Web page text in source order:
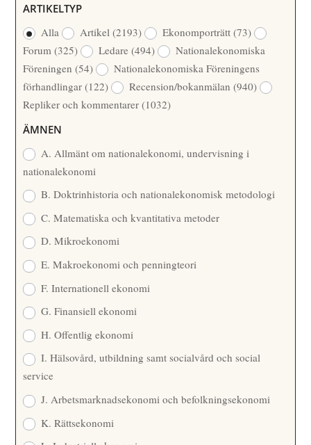
/
Å
R
R
F
A
T
T
A
R
ARTIKELTYP
Alla
Artikel(2193) Ekonomporträtt(73)
Forum(325) Ledare(494)
Nationalekonomiska
Föreningen(54)
Nationalekonomiska Föreningens
förhandlingar(122) Recension/bokanmälan(940)
Repliker och kommentarer(1032)
ÄMNEN
A. Allmänt om nationalekonomi, undervisning i
nationalekonomi
B. Doktrinhistoria och nationalekonomisk metodologi
C. Matematiska och kvantitativa metoder
D. Mikroekonomi
E. Makroekonomi och penningteori
F. Internationell ekonomi
G. Finansiell ekonomi
H. Offentlig ekonomi
I. Hälsovård, utbildning samt socialvård och social
service
J. Arbetsmarknadsekonomi och befolkningsekonomi
K. Rättsekonomi